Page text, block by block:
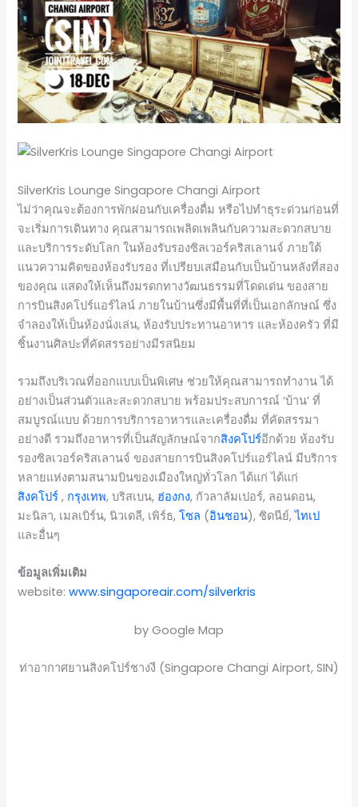
SilverKris Lounge Singapore Changi Airport
ไม่ว่าคุณจะต้องการพักผ่อนกับเครื่องดื่ม หรือไปทำธุระด่วนก่อนที่
จะเริ่มการเดินทาง คุณสามารถเพลิดเพลินกับความสะดวกสบาย
และบริการระดับโลก ในห้องรับรองซิลเวอร์คริสเลานจ์ ภายใต้
แนวความคิดของห้องรับรอง ที่เปรียบเสมือนกับเป็นบ้านหลังที่สอง
ของคุณ แสดงให้เห็นถึงมรดกทางวัฒนธรรมที่โดดเด่น ของสาย
การบินสิงคโปร์แอร์ไลน์ ภายในบ้านซึ่งมีพื้นที่ที่เป็นเอกลักษณ์ ซึ่ง
จำลองให้เป็นห้องนั่งเล่น, ห้องรับประทานอาหาร และห้องครัว ที่มี
ชิ้นงานศิลปะที่คัดสรรอย่างมีรสนิยม
รวมถึงบริเวณที่ออกแบบเป็นพิเศษ ช่วยให้คุณสามารถทำงาน ได้
อย่างเป็นส่วนตัวและสะดวกสบาย พร้อมประสบการณ์ ‘บ้าน’ ที่
สมบูรณ์แบบ ด้วยการบริการอาหารและเครื่องดื่ม ที่คัดสรรมา
อย่างดี รวมถึงอาหารที่เป็นสัญลักษณ์จากสิงคโปร์อีกด้วย ห้องรับ
รองซิลเวอร์คริสเลานจ์ ของสายการบินสิงคโปร์แอร์ไลน์ มีบริการ
หลายแห่งตามสนามบินของเมืองใหญ่ทั่วโลก ได้แก่ ได้แก่
สิงคโปร์ , กรุงเทพ, บริสเบน, ฮ่องกง, กัวลาลัมเปอร์, ลอนดอน,
มะนิลา, เมลเบิร์น, นิวเดลี, เพิร์ธ,โซล (อินชอน), ซิดนีย์,ไทเป
และอื่นๆ
ข้อมูลเพิ่มเติม
website:www.singaporeair.com/silverkris
by Google Map
ท่าอากาศยานสิงคโปร์ชางงี (Singapore Changi Airport, SIN)